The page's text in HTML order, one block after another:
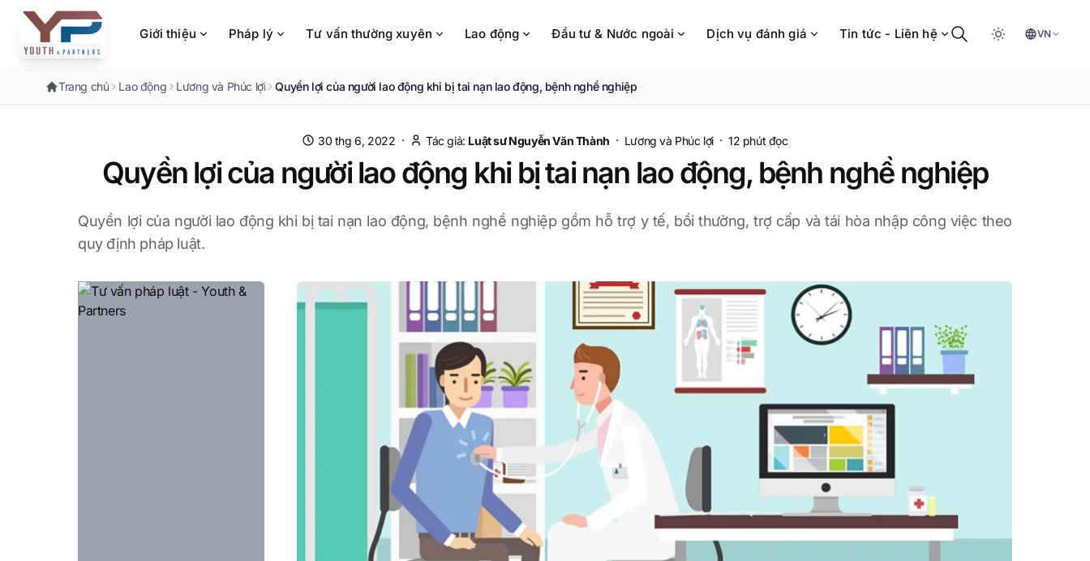
Chuyển đến nội dung chính
Giới thiệu Pháp lý Tư vấn thường xuyên Lao động Đầu tư & Nước ngoài Dịch vụ đánh giá Tin tức - Liên hệ VN
Trang chủ Lao động Lương và Phúc lợi Quyền lợi của người lao động khi bị tai nạn lao động, bệnh nghề nghiệp
30 thg 6, 2022 · Tác giả: Luật sư Nguyễn Văn Thành · Lương và Phúc lợi ·12 phút đọc
Quyền lợi của người lao động khi bị tai nạn lao động, bệnh nghề nghiệp
Quyền lợi của người lao động khi bị tai nạn lao động, bệnh nghề nghiệp gồm hỗ trợ y tế, bồi thường, trợ cấp và tái hòa nhập công việc theo
quy định pháp luật.